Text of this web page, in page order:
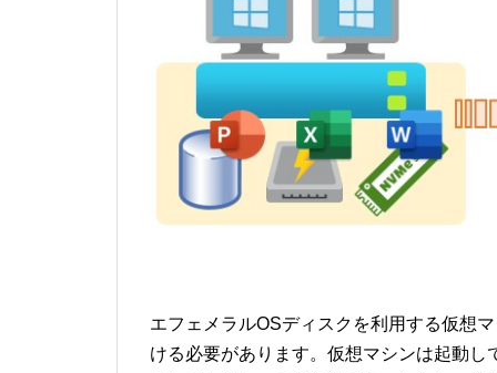
エフェメラルOSディスクを利用する仮想
ける必要があります。仮想マシンは起動